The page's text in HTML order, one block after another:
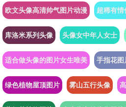
欧文头像高清帅气图片动漫 超稀有
库洛米系列头像 头像女中年人女士
适合做头像的图片女生唯美 手指花图
绿色植物屋顶图片 雾山五行头像